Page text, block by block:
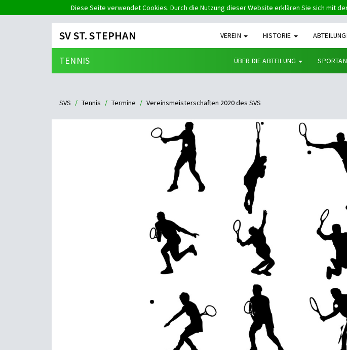
Diese Seite verwendet Cookies. Durch die Nutzung dieser Website erklären Sie sich mit
SV ST. STEPHAN VEREIN HISTORIE
TENNIS ÜBER DIE ABTEILUNG
SVS Tennis Termine Vereinsmeisterschaften 2020 des SVS